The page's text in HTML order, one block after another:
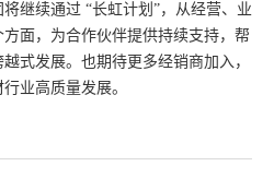
继续通过 “长虹计划”，从经营、业
面，为合作伙伴提供持续支持，帮
式发展。也期待更多经销商加入，
业高质量发展。